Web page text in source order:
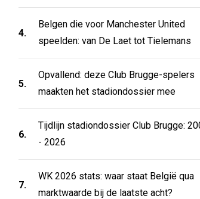
4.
Belgen die voor Manchester United
speelden: van De Laet tot Tielemans
5.
Opvallend: deze Club Brugge-spelers
maakten het stadiondossier mee
6.
Tijdlijn stadiondossier Club Brugge:
- 2026
7.
WK 2026 stats: waar staat België qua
marktwaarde bij de laatste acht?